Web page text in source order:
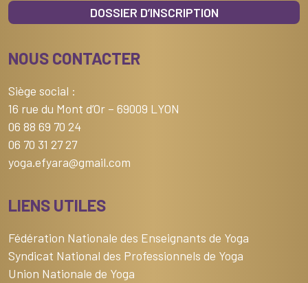
DOSSIER D’INSCRIPTION
NOUS CONTACTER
Siège social :
16 rue du Mont d’Or – 69009 LYON
06 88 69 70 24
06 70 31 27 27
yoga.efyara@gmail.com
LIENS UTILES
Fédération Nationale des Enseignants de Yoga
Syndicat National des Professionnels de Yoga
Union Nationale de Yoga